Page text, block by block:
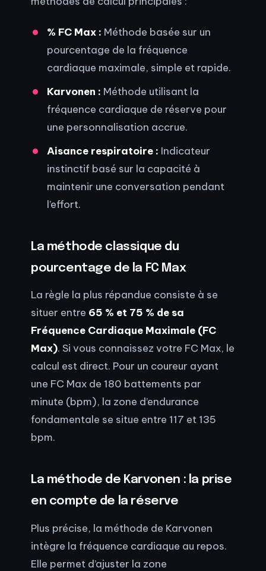
% FC Max : Méthode basée sur un
pourcentage de la fréquence
cardiaque maximale, simple et rapide.
Karvonen : Méthode utilisant la
fréquence cardiaque de réserve pour
une personnalisation accrue.
Aisance respiratoire : Indicateur
instinctif basé sur la capacité à
maintenir une conversation pendant
l’effort.
La méthode classique du
pourcentage de la FC Max
La règle la plus répandue consiste à se
situer entre 65 % et 75 % de sa
Fréquence Cardiaque Maximale (FC
Max). Si vous connaissez votre FC Max, le
calcul est direct. Pour un coureur ayant
une FC Max de 180 battements par
minute (bpm), la zone d’endurance
fondamentale se situe entre 117 et 135
bpm.
La méthode de Karvonen : la prise
en compte de la réserve
Plus précise, la méthode de Karvonen
intègre la fréquence cardiaque au repos.
Elle permet d’ajuster la zone